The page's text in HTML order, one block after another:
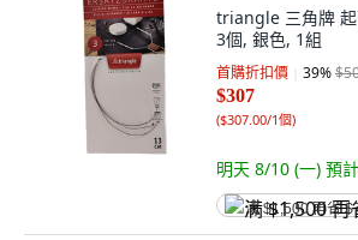
triangle 三角牌
3個, 銀色, 1組
首購折扣價 39%
$307
($307.00/1個)
明天 8/10 (一) 預
满 $1,500 再省